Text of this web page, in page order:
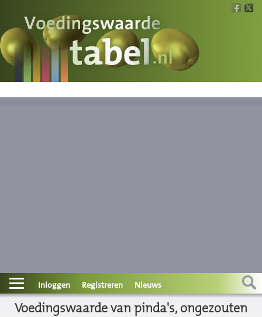
Voedingswaarde
Wat is wat?
Contact
Informatie
Inloggen Registreren Nieuws
Voedingswaarde van pinda's, ongezouten